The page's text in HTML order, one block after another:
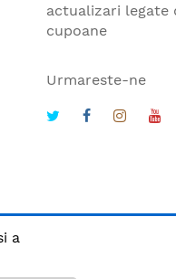
actualizari legate
cupoane
Urmareste-ne
a